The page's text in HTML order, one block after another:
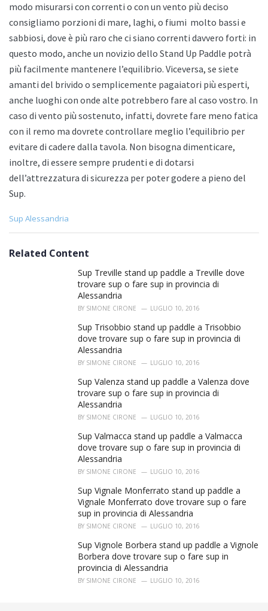
modo misurarsi con correnti o con un vento più deciso
consigliamo porzioni di mare, laghi, o fiumi molto bassi e
sabbiosi, dove è più raro che ci siano correnti davvero forti: in
questo modo, anche un novizio dello Stand Up Paddle potrà
più facilmente mantenere l’equilibrio. Viceversa, se siete
amanti del brivido o semplicemente pagaiatori più esperti,
anche luoghi con onde alte potrebbero fare al caso vostro. In
caso di vento più sostenuto, infatti, dovrete fare meno fatica
con il remo ma dovrete controllare meglio l’equilibrio per
evitare di cadere dalla tavola. Non bisogna dimenticare,
inoltre, di essere sempre prudenti e di dotarsi
dell’attrezzatura di sicurezza per poter godere a pieno del
Sup.
C
e
Sup Alessandria
Related Content
Sup Treville stand up paddle a Treville dove
trovare sup o fare sup in provincia di
Alessandria
BY SIMONE CIRONE LUGLIO 10, 2016
Sup Trisobbio stand up paddle a Trisobbio
dove trovare sup o fare sup in provincia di
Alessandria
BY SIMONE CIRONE LUGLIO 10, 2016
Sup Valenza stand up paddle a Valenza dove
trovare sup o fare sup in provincia di
Alessandria
BY SIMONE CIRONE LUGLIO 10, 2016
Sup Valmacca stand up paddle a Valmacca
dove trovare sup o fare sup in provincia di
Alessandria
BY SIMONE CIRONE LUGLIO 10, 2016
Sup Vignale Monferrato stand up paddle a
Vignale Monferrato dove trovare sup o fare
sup in provincia di Alessandria
BY SIMONE CIRONE LUGLIO 10, 2016
Sup Vignole Borbera stand up paddle a Vignole
Borbera dove trovare sup o fare sup in
provincia di Alessandria
BY SIMONE CIRONE LUGLIO 10, 2016